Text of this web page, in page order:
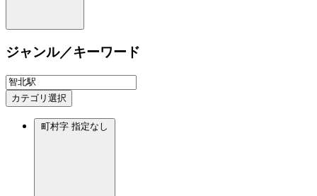
ジャンル／キーワード
カテゴリ選択
町村字 指定なし